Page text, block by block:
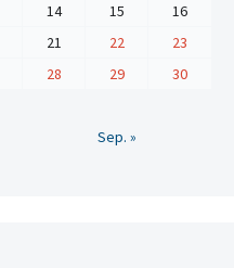
14 15
16
21 22
23
28 29
30
Sep. »